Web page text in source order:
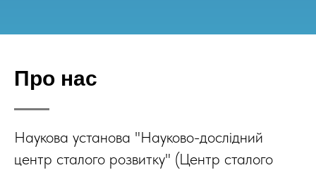
Про нас
Наукова установа "Науково-дослідний
центр сталого розвитку" (Центр сталого